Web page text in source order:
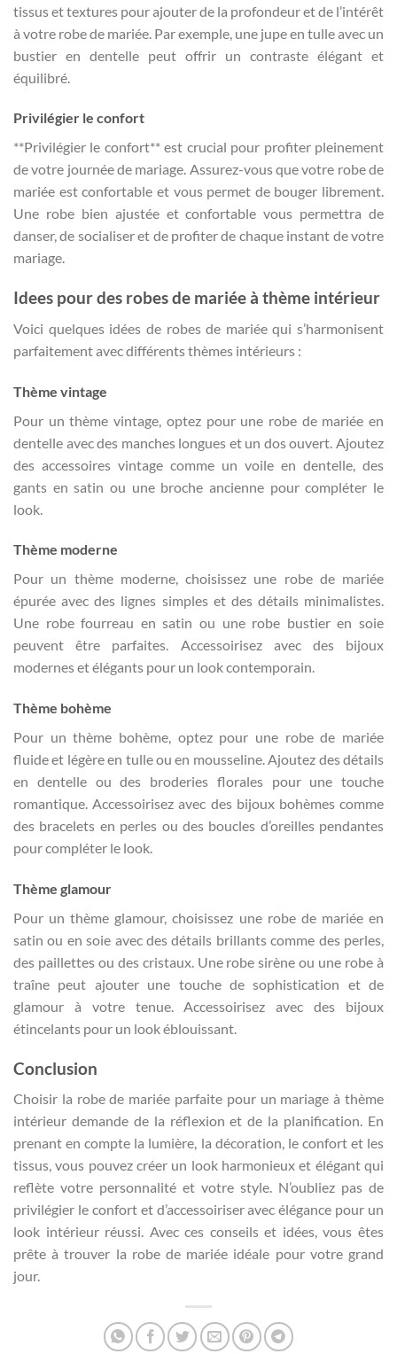
tissus et textures pour ajouter de la profondeur et de l’intérêt
à votre robe de mariée. Par exemple, une jupe en tulle avec un
bustier en dentelle peut offrir un contraste élégant et
équilibré.
Privilégier le confort
**Privilégier le confort** est crucial pour profiter pleinement
de votre journée de mariage. Assurez-vous que votre robe de
mariée est confortable et vous permet de bouger librement.
Une robe bien ajustée et confortable vous permettra de
danser, de socialiser et de profiter de chaque instant de votre
mariage.
Idees pour des robes de mariée à thème intérieur
Voici quelques idées de robes de mariée qui s’harmonisent
parfaitement avec différents thèmes intérieurs :
Thème vintage
Pour un thème vintage, optez pour une robe de mariée en
dentelle avec des manches longues et un dos ouvert. Ajoutez
des accessoires vintage comme un voile en dentelle, des
gants en satin ou une broche ancienne pour compléter le
look.
Thème moderne
Pour un thème moderne, choisissez une robe de mariée
épurée avec des lignes simples et des détails minimalistes.
Une robe fourreau en satin ou une robe bustier en soie
peuvent être parfaites. Accessoirisez avec des bijoux
modernes et élégants pour un look contemporain.
Thème bohème
Pour un thème bohème, optez pour une robe de mariée
fluide et légère en tulle ou en mousseline. Ajoutez des détails
en dentelle ou des broderies florales pour une touche
romantique. Accessoirisez avec des bijoux bohèmes comme
des bracelets en perles ou des boucles d’oreilles pendantes
pour compléter le look.
Thème glamour
Pour un thème glamour, choisissez une robe de mariée en
satin ou en soie avec des détails brillants comme des perles,
des paillettes ou des cristaux. Une robe sirène ou une robe à
traîne peut ajouter une touche de sophistication et de
glamour à votre tenue. Accessoirisez avec des bijoux
étincelants pour un look éblouissant.
Conclusion
Choisir la robe de mariée parfaite pour un mariage à thème
intérieur demande de la réflexion et de la planification. En
prenant en compte la lumière, la décoration, le confort et les
tissus, vous pouvez créer un look harmonieux et élégant qui
reflète votre personnalité et votre style. N’oubliez pas de
privilégier le confort et d’accessoiriser avec élégance pour un
look intérieur réussi. Avec ces conseils et idées, vous êtes
prête à trouver la robe de mariée idéale pour votre grand
jour.